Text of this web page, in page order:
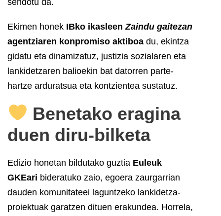
Ekimen honek IBko ikasleenZaindu gaitezan
agentziaren konpromiso aktiboa du, ekintza
gidatu eta dinamizatuz, justizia sozialaren eta
lankidetzaren balioekin bat datorren parte-
hartze arduratsua eta kontzientea sustatuz.
Benetako eragina
duen diru-bilketa
Edizio honetan bildutako guztia Euleuk
GKEari bideratuko zaio, egoera zaurgarrian
dauden komunitateei laguntzeko lankidetza-
proiektuak garatzen dituen erakundea. Horrela,